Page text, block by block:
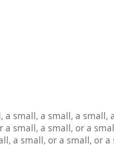
a small, a small, a
a small, a small, or a
a small, or a small, or a